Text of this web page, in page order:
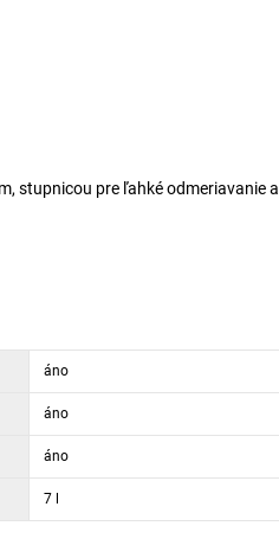
stupnicou pre ľahké odmeriavanie a
áno
áno
áno
7 l